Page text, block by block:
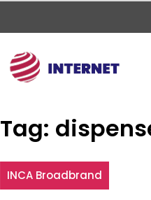
Tag:
INCA Broadbrand